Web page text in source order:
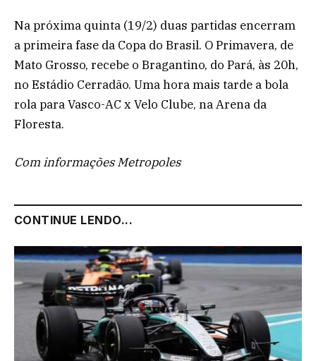
Na próxima quinta (19/2) duas partidas encerram
a primeira fase da Copa do Brasil. O Primavera, de
Mato Grosso, recebe o Bragantino, do Pará, às 20h,
no Estádio Cerradão. Uma hora mais tarde a bola
rola para Vasco-AC x Velo Clube, na Arena da
Floresta.
Com informações Metropoles
CONTINUE LENDO...